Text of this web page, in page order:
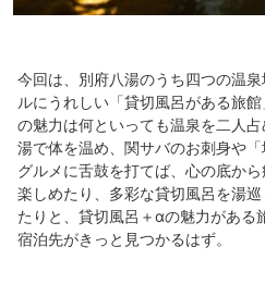
今回は、別府⼋湯のうち四つの温
ルにうれしい「貸切⾵呂がある旅
の魅力は何といっても温泉を二人
湯で体を温め、関サバのお刺身や
グルメに舌鼓を打てば、心の底か
楽しめたり、多彩な貸切風呂を湯
たりと、貸切風呂＋αの魅力がある
宿泊先がきっと見つかるはず。